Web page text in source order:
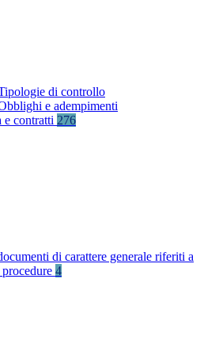
di controllo
e adempimenti
e contratti 276
di carattere generale riferiti a
4